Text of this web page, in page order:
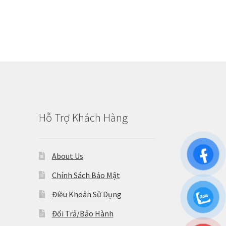
Hỗ Trợ Khách Hàng
About Us
Chính Sách Bảo Mật
Điều Khoản Sử Dụng
Đổi Trả/Bảo Hành